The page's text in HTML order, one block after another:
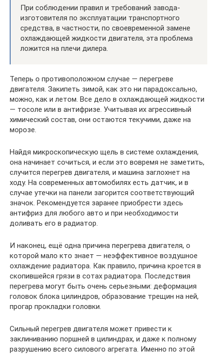
При соблюдении правил и требований завода-
изготовителя по эксплуатации транспортного
средства, в частности, по своевременной замене
охлаждающей жидкости двигателя, эта проблема
ложится на плечи дилера.
Теперь о противоположном случае — перегреве
двигателя. Закипеть зимой, как это ни парадоксально,
можно, как и летом. Все дело в охлаждающей жидкости
— тосоле или в антифризе. Учитывая их агрессивный
химический состав, они остаются текучими, даже на
морозе.
Найдя микроскопическую щель в системе охлаждения,
она начинает сочиться, и если это вовремя не заметить,
случится перегрев двигателя, и машина заглохнет на
ходу. На современных автомобилях есть датчик, и в
случае утечки на панели загорится соответствующий
значок. Рекомендуется заранее приобрести здесь
антифриз для любого авто и при необходимости
доливать его в радиатор.
И наконец, ещё одна причина перегрева двигателя, о
которой мало кто знает — неэффективное воздушное
охлаждение радиатора. Как правило, причина кроется в
скопившейся грязи в сотах радиатора. Последствия
перегрева могут быть очень серьезными: деформация
головок блока цилиндров, образование трещин на ней,
прогар прокладки головки.
Сильный перегрев двигателя может привести к
заклиниванию поршней в цилиндрах, и даже к полному
разрушению всего силового агрегата. Именно по этой